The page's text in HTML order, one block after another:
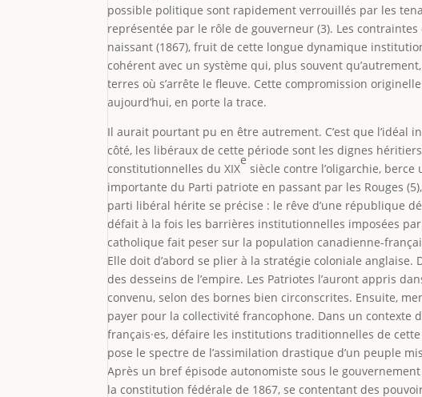
possible politique sont rapidement verrouillés par les
représentée par le rôle de gouverneur (3). Les
naissant (1867), fruit de cette longue dynamique
cohérent avec un système qui, plus souvent
terres où s’arrête le fleuve. Cette compromission
aujourd’hui, en porte la trace.
Il aurait pourtant pu en être autrement. C’est que l’idéal
côté, les libéraux de cette période sont les dignes
constitutionnelles du XIX
e
siècle contre l’oligarchie, berce
importante du Parti patriote en passant par les Rouges
parti libéral hérite se précise : le rêve d’une république
défait à la fois les barrières institutionnelles imposées
catholique fait peser sur la population canadienne-
Elle doit d’abord se plier à la stratégie coloniale
des desseins de l’empire. Les Patriotes l’auront appris
convenu, selon des bornes bien circonscrites. Ensuite,
payer pour la collectivité francophone. Dans un contexte
français·es, défaire les institutions traditionnelles de
pose le spectre de l’assimilation drastique d’un peuple
Après un bref épisode autonomiste sous le
la constitution fédérale de 1867, se contentant des